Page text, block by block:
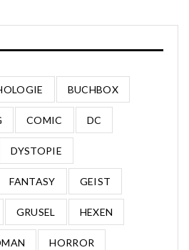
BUCHBOX
COMIC DC
DYSTOPIE
FANTASY GEIST
GRUSEL HEXEN
HORROR